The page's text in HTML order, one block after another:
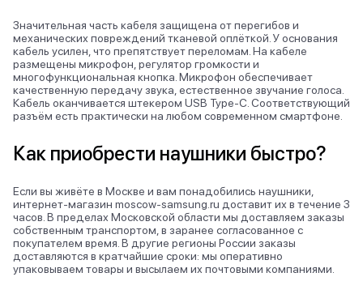
Значительная часть кабеля защищена от перегибов и
механических повреждений тканевой оплёткой. У основания
кабель усилен, что препятствует переломам. На кабеле
размещены микрофон, регулятор громкости и
многофункциональная кнопка. Микрофон обеспечивает
качественную передачу звука, естественное звучание голоса.
Кабель оканчивается штекером USB Type-C. Соответствующий
разъём есть практически на любом современном смартфоне.
Как приобрести наушники быстро?
Если вы живёте в Москве и вам понадобились наушники,
интернет-магазин moscow-samsung.ru доставит их в течение 3
часов. В пределах Московской области мы доставляем заказы
собственным транспортом, в заранее согласованное с
покупателем время. В другие регионы России заказы
доставляются в кратчайшие сроки: мы оперативно
упаковываем товары и высылаем их почтовыми компаниями.